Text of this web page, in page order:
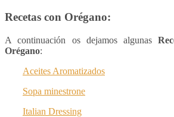
Recetas con Orégano:
A continuación os dejamos algunas
Orégano:
Aceites Aromatizados
Sopa minestrone
Italian Dressing